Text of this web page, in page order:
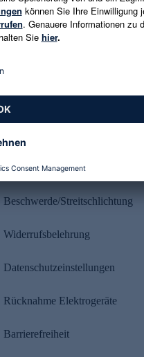
Es gelten die Datenschutzrichtlinien
Rechtliches
Beschwerde/Streitschlichtung
Widerrufsbelehrung
Datenschutzeinstellungen
Rücknahme Elektrogeräte
Barrierefreiheit